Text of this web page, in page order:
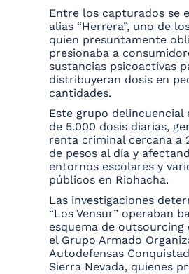
Entre los capturados se
alias “Herrera”, uno de
quien presuntamente
presionaba a
sustancias psicoactivas
distribuyeran dosis en
cantidades.
Este grupo delincuencial
de 5.000 dosis diarias,
renta criminal cercana a
de pesos al día y
entornos escolares y
públicos en Riohacha.
Las investigaciones
“Los Vensur” operaban
esquema de outsourcing
el Grupo Armado
Autodefensas
Sierra Nevada, quienes